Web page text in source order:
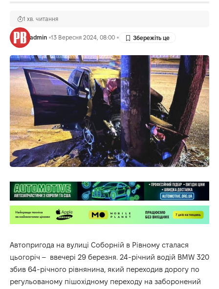
admin 13 Вересня 2024, 08:00
1 хв. читання
Автопригода на вулиці Соборній в Рівному сталася
цьогоріч – ввечері 29 березня. 24-річний водій BMW 320
збив 64-річного рівнянина, який переходив дорогу по
регульованому пішохідному переходу на заборонений